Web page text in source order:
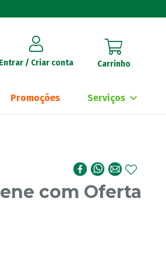
Entrar / Criar conta Carrinho
Promoções Serviços
com Oferta